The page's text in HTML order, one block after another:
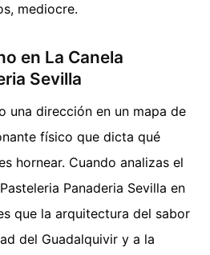
mediocre.
en La Canela
Sevilla
una dirección en un mapa de
físico que dicta qué
hornear. Cuando analizas el
Panaderia Sevilla en
que la arquitectura del sabor
del Guadalquivir y a la